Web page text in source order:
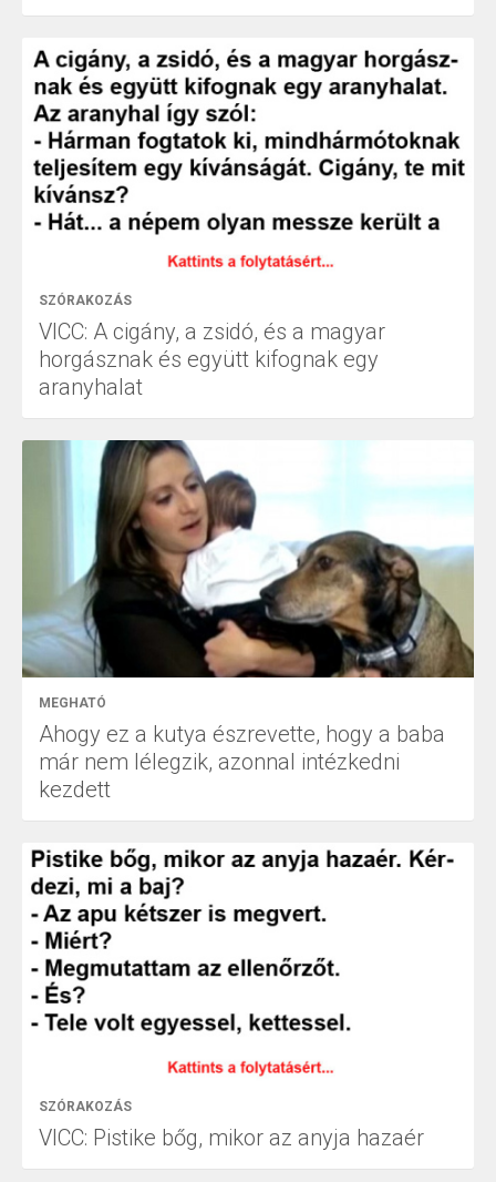
SZÓRAKOZÁS
VICC: A cigány, a zsidó, és a magyar
horgásznak és együtt kifognak egy
aranyhalat
MEGHATÓ
Ahogy ez a kutya észrevette, hogy a baba
már nem lélegzik, azonnal intézkedni
kezdett
SZÓRAKOZÁS
VICC: Pistike bőg, mikor az anyja hazaér